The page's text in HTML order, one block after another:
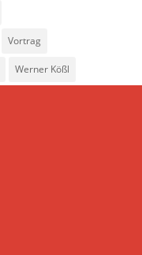
Vortrag
Werner Kößl